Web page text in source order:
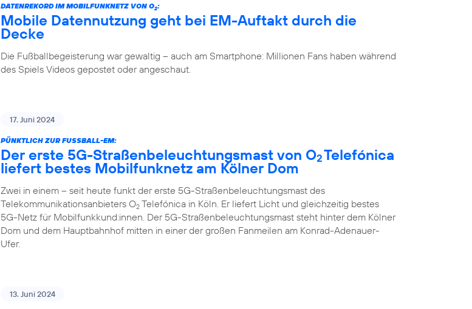
DATENREKORD IM MOBILFUNKNETZ VON O2:
Mobile Datennutzung geht bei EM-Auftakt durch die
Decke
Die Fußballbegeisterung war gewaltig – auch am Smartphone: Millionen Fans haben während
des Spiels Videos gepostet oder angeschaut.
17. Juni 2024
PÜNKTLICH ZUR FUSSBALL-EM:
Der erste 5G-Straßenbeleuchtungsmast von O2Telefónica
liefert bestes Mobilfunknetz am Kölner Dom
Zwei in einem – seit heute funkt der erste 5G-Straßenbeleuchtungsmast des
Telekommunikationsanbieters O2 Telefónica in Köln. Er liefert Licht und gleichzeitig bestes
5G-Netz für Mobilfunkkund:innen. Der 5G-Straßenbeleuchtungsmast steht hinter dem Kölner
Dom und dem Hauptbahnhof mitten in einer der großen Fanmeilen am Konrad-Adenauer-
Ufer.
13. Juni 2024